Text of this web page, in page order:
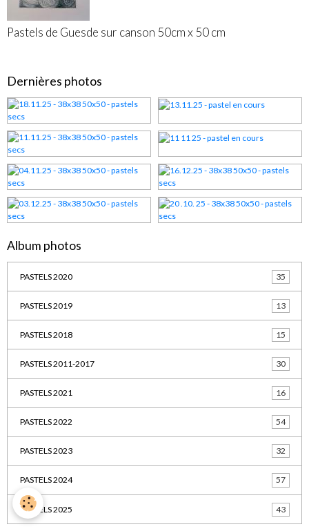
Pastels de Guesde sur canson 50cm x 50 cm
Dernières photos
Album photos
PASTELS 2020 35
PASTELS 2019 13
PASTELS 2018 15
PASTELS 2011-2017 30
PASTELS 2021 16
PASTELS 2022 54
PASTELS 2023 32
PASTELS 2024 57
PASTELS 2025 43